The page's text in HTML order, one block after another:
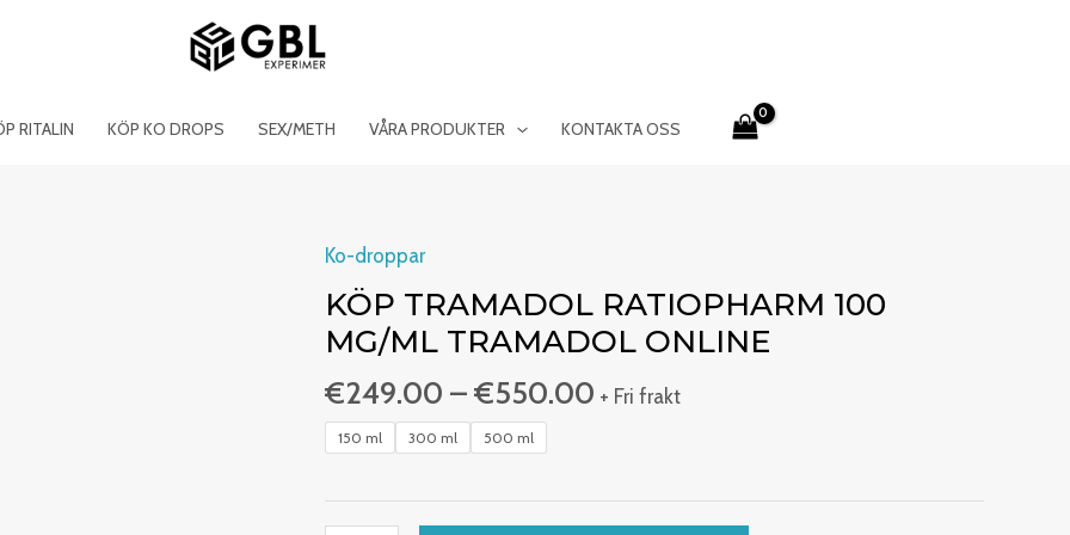
RITALIN KÖP KO DROPS SEX/METH VÅRA PRODUKTER KONTAKTA OSS
Ko-droppar
KÖP TRAMADOL RATIOPHARM 100
MG/ML TRAMADOL ONLINE
€249.00 –€550.00
€249.00
till
€550.00
+ Fri frakt
150 ml 300 ml 500 ml
Acheter
Tramadol
Ratiopharm
mg/ml
Tramadol
ligne
mängd